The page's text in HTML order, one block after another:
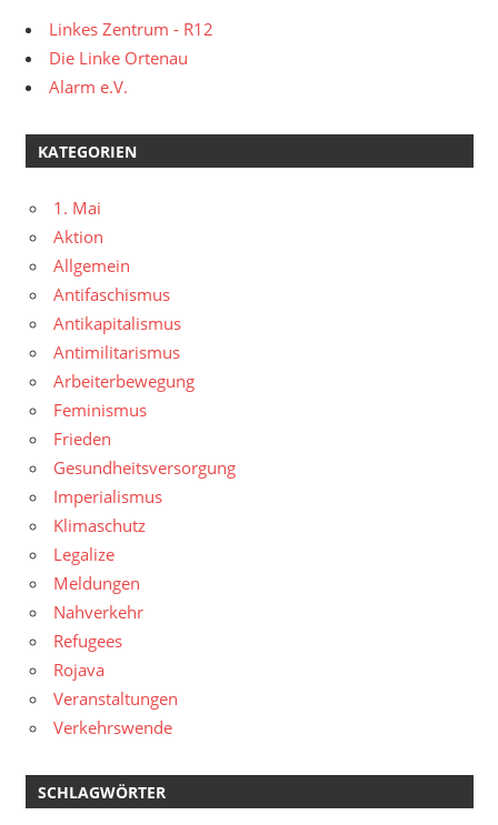
Linkes Zentrum - R12
Die Linke Ortenau
Alarm e.V.
KATEGORIEN
1. Mai
Aktion
Allgemein
Antifaschismus
Antikapitalismus
Antimilitarismus
Arbeiterbewegung
Feminismus
Frieden
Gesundheitsversorgung
Imperialismus
Klimaschutz
Legalize
Meldungen
Nahverkehr
Refugees
Rojava
Veranstaltungen
Verkehrswende
SCHLAGWÖRTER